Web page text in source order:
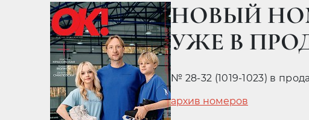
НОВЫЙ
УЖЕ В
№ 28-32 (1019-1023) в
архив номеров